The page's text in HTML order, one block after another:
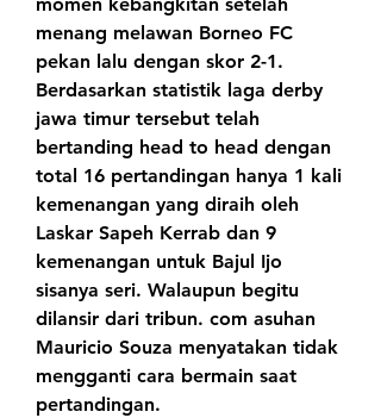
menang melawan Borneo FC
pekan lalu dengan skor 2-1.
Berdasarkan statistik laga derby
jawa timur tersebut telah
bertanding head to head dengan
total 16 pertandingan hanya 1 kali
kemenangan yang diraih oleh
Laskar Sapeh Kerrab dan 9
kemenangan untuk Bajul Ijo
sisanya seri. Walaupun begitu
dilansir dari tribun. com asuhan
Mauricio Souza menyatakan tidak
mengganti cara bermain saat
pertandingan.